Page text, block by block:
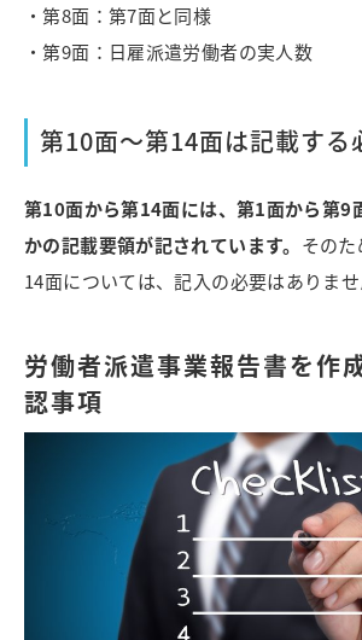
・第8面：第7面と同様
・第9面：日雇派遣労働者の実人数
第10面～第14面は記載する
第10面から第14面には、第1面から第9
かの記載要領が記されています。 その
14面については、記入の必要はありませ
労働者派遣事業報告書を作
認事項